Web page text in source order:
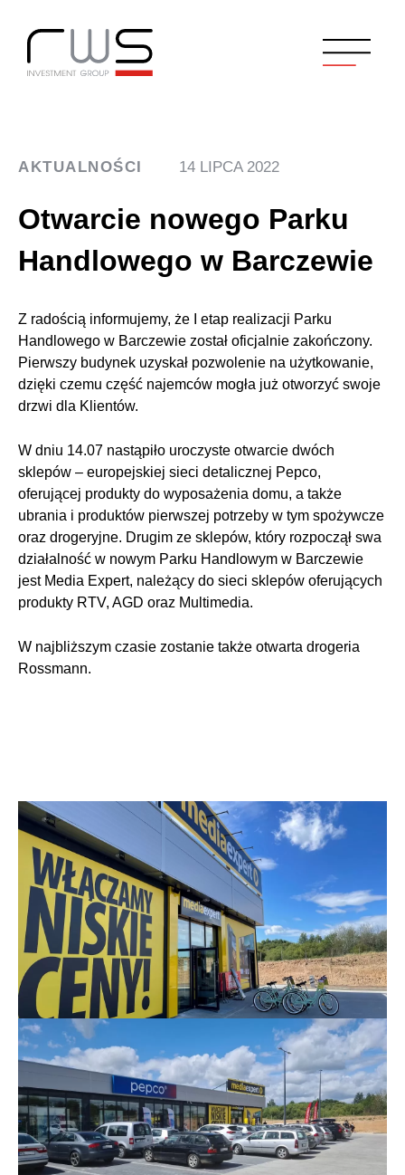
AKTUALNOŚCI 14 LIPCA 2022
Otwarcie nowego Parku
Handlowego w Barczewie
Z radością informujemy, że I etap realizacji Parku
Handlowego w Barczewie został oficjalnie zakończony.
Pierwszy budynek uzyskał pozwolenie na użytkowanie,
dzięki czemu część najemców mogła już otworzyć swoje
drzwi dla Klientów.
W dniu 14.07 nastąpiło uroczyste otwarcie dwóch
sklepów – europejskiej sieci detalicznej Pepco,
oferującej produkty do wyposażenia domu, a także
ubrania i produktów pierwszej potrzeby w tym spożywcze
oraz drogeryjne. Drugim ze sklepów, który rozpoczął swa
działalność w nowym Parku Handlowym w Barczewie
jest Media Expert, należący do sieci sklepów oferujących
produkty RTV, AGD oraz Multimedia.
W najbliższym czasie zostanie także otwarta drogeria
Rossmann.